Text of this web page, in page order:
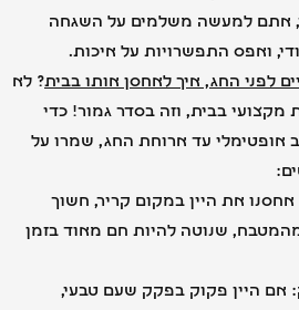
למעשה משלמים על השגחה
התפשרויות על איכות.
החג, איך לאחסן אותו בבית? לא
בבית, וזה בסדר גמור! כדי
עד ארוחת החג, שמרו על
את היין במקום קריר, חשוך
שנוטה להיות חם מאוד בזמן
פקוק בפקק שעם טבעי,